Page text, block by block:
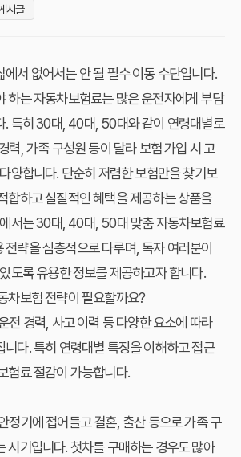
시글
서 없어서는 안 될 필수 이동 수단입니다.
하는 자동차보험료는 많은 운전자에게 부담
. 특히 30대, 40대, 50대와 같이 연령대별로
력, 가족 구성원 등이 달라 보험 가입 시 고
양합니다. 단순히 저렴한 보험만을 찾기보
합하고 실질적인 혜택을 제공하는 상품을
서는 30대, 40대, 50대 맞춤 자동차보험료
략을 심층적으로 다루며, 독자 여러분이
도록 유용한 정보를 제공하고자 합니다.
차보험 전략이 필요할까요?
전 경력, 사고 이력 등 다양한 요소에 따라
니다. 특히 연령대별 특징을 이해하고 접근
험료 절감이 가능합니다.
정기에 접어들고 결혼, 출산 등으로 가족 구
시기입니다. 첫차를 구매하는 경우도 많아